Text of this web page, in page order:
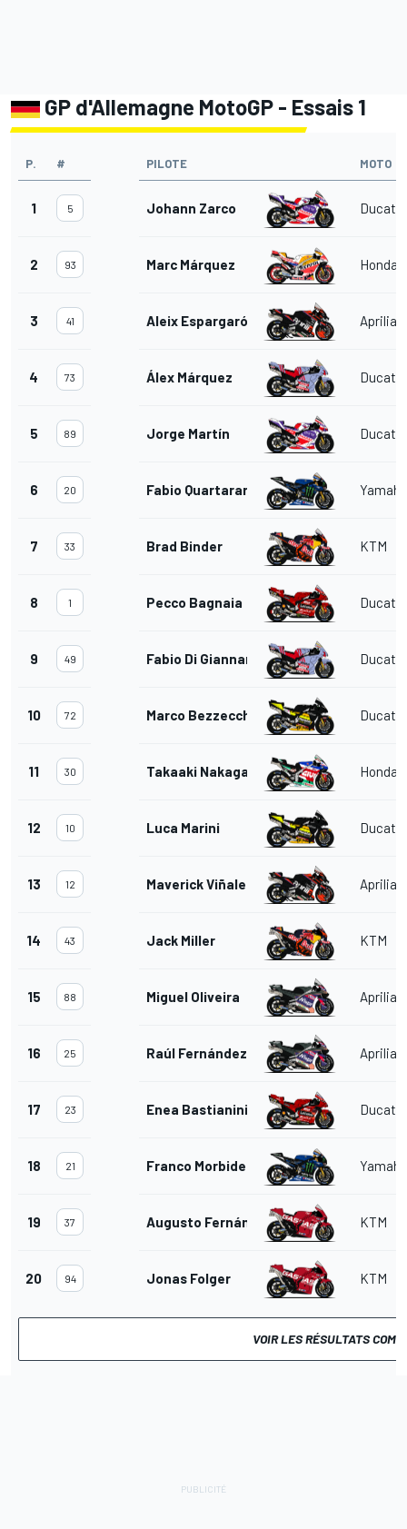
GP d'Allemagne MotoGP - Essais 1
P. # PILOTE MOTO
1 5 Johann Zarco Ducati
2 93 Marc Márquez Honda
3 41 Aleix Espargaró Aprilia
4 73 Álex Márquez Ducati
5 89 Jorge Martín Ducati
6 20 Fabio Quartararo Yamaha
7 33 Brad Binder KTM
8 1 Pecco Bagnaia Ducati
9 49 Fabio Di Giannantonio Ducati
10 72 Marco Bezzecchi Ducati
11 30 Takaaki Nakagami Honda
12 10 Luca Marini Ducati
13 12 Maverick Viñales Aprilia
14 43 Jack Miller KTM
15 88 Miguel Oliveira Aprilia
16 25 Raúl Fernández Aprilia
17 23 Enea Bastianini Ducati
18 21 Franco Morbidelli Yamaha
19 37 Augusto Fernández KTM
20 94 Jonas Folger KTM
VOIR LES RÉSULTATS